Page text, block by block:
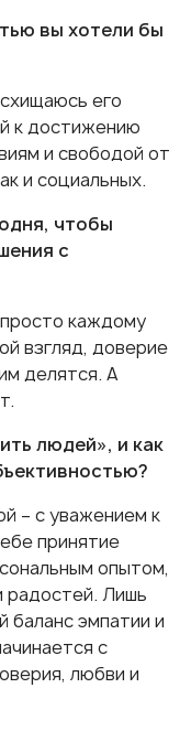
вы хотели бы
его
к достижению
и свободой от
и социальных.
чтобы
с
каждому
взгляд, доверие
делятся. А
людей», и как
– с уважением к
принятие
опытом,
радостей. Лишь
баланс эмпатии и
с
любви и